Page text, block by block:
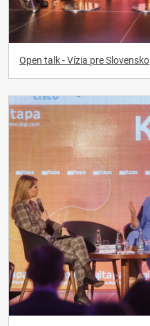
Open talk - Vízia pre Slovensko